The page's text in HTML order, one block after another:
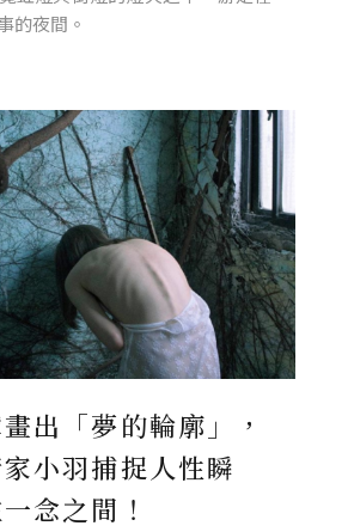
的夜間。
出「夢的輪廓」，
小羽捕捉人性瞬
念之間！